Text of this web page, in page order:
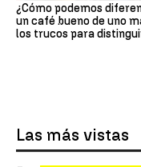
¿Cómo podemos
un café bueno de uno
los trucos para
Las más vistas